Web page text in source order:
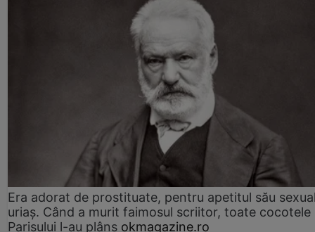
Era adorat de prostituate, pentru apetitul său
uriaș. Când a murit faimosul scriitor, toate cocotele
Parisului l-au plâns okmagazine.ro